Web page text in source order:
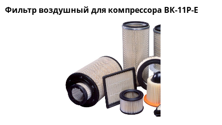
Фильтр воздушный для компрессора ВК-11Р-E